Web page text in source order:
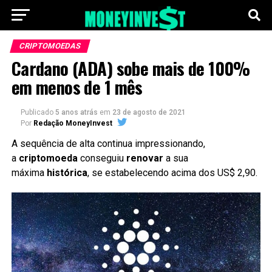
CRIPTOMOEDAS
Cardano (ADA) sobe mais de 100%
em menos de 1 mês
Publicado 5 anos atrás em 23 de agosto de 2021
Por Redação MoneyInvest
A sequência de alta continua impressionando,
a criptomoedaconseguiu renovar a sua
máxima histórica, se estabelecendo acima dos US$ 2,90.